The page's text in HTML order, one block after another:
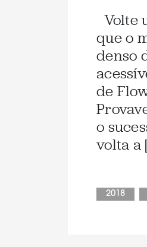
Volte
que o
denso
de
o
volta a
2018